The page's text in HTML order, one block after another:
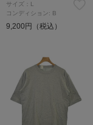
サイズ：L
コンディション: B
9,200円（税込）